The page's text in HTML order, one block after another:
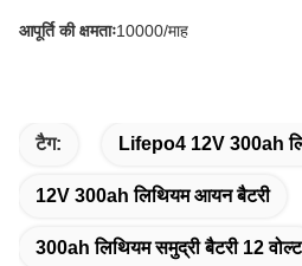
आपूर्ति की क्षमताः10000/माह
टैग: Lifepo4 12V 300ah
12V 300ah लिथियम आयन बैटरी
300ah लिथियम समुद्री बैटरी 12 वोल्ट